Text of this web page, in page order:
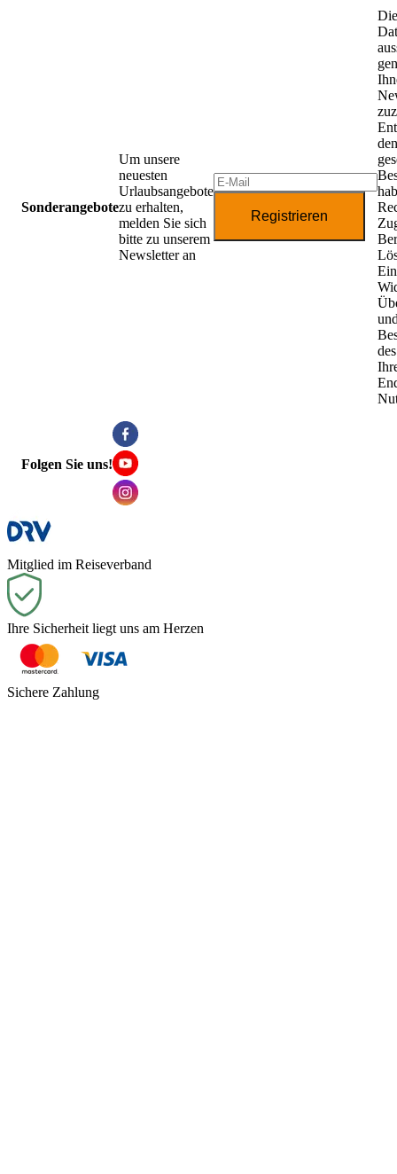
Sonderangebote
Um unsere
neuesten
Urlaubsangebote
zu erhalten,
melden Sie sich
bitte zu unserem
Newsletter an
Registrieren
den
Folgen Sie uns!
Mitglied im Reiseverband
Ihre Sicherheit liegt uns am Herzen
Sichere Zahlung